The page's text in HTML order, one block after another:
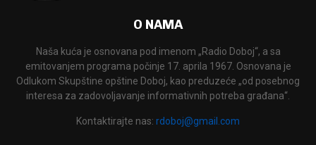
O NAMA
Naša kuća je osnovana pod imenom „Radio Doboj“, a sa
emitovanjem programa počinje 17. aprila 1967. Osnovana je
Odlukom Skupštine opštine Doboj, kao preduzeće „od posebnog
interesa za zadovoljavanje informativnih potreba građana“.
Kontaktirajte nas: rdoboj@gmail.com